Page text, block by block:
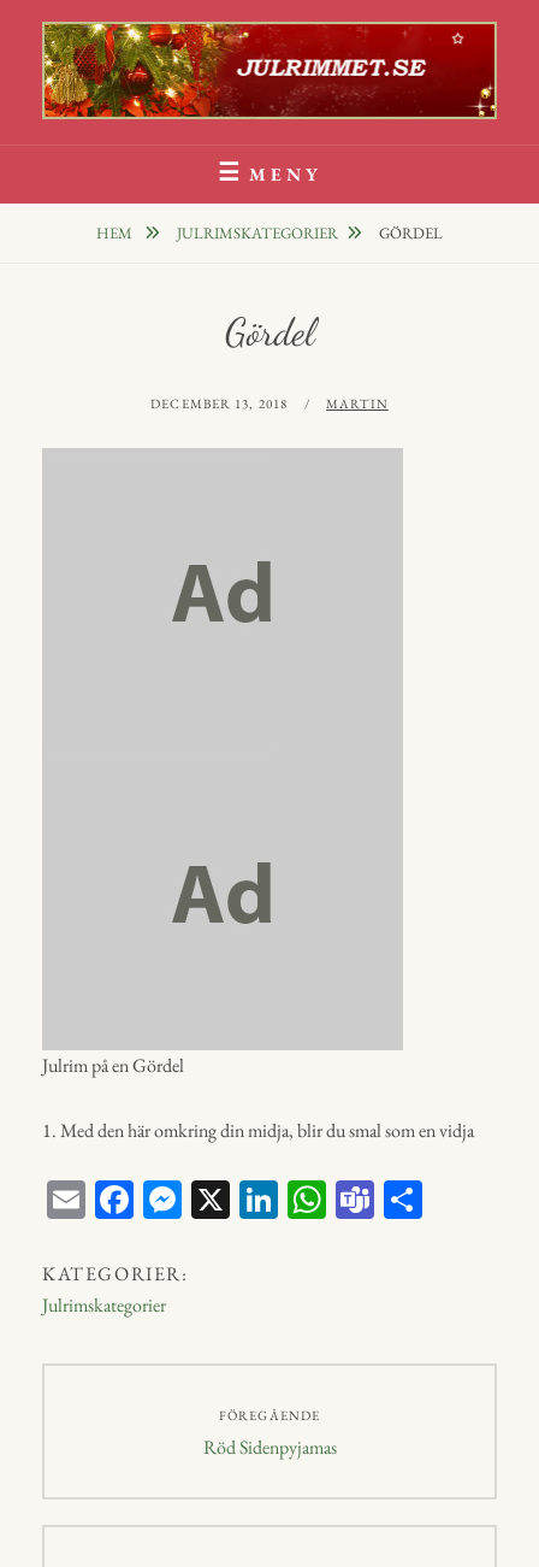
innehåll
Julrim Och Julklappsrim
MENY
HEM JULRIMSKATEGORIER GÖRDEL
Gördel
PUBLICERAT
DECEMBER 13, 2018 AV
MARTIN
Julrim på en Gördel
1. Med den här omkring din midja, blir du smal som en vidja
E
ail
Fa
bo
ok
M
en
r
X Li W
p
Te
KATEGORIER:
Julrimskategorier
FÖREGÅENDE
Föregående
Röd Sidenpyjamas